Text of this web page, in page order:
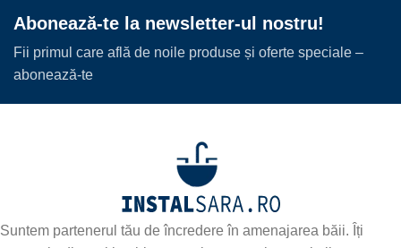
Abonează-te la newsletter-ul nostru!
Fii primul care află de noile produse și oferte speciale –
abonează-te
Suntem partenerul tău de încredere în amenajarea băii. Îți